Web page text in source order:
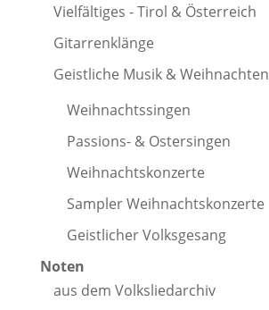
Vielfältiges - Tirol & Österreich
Gitarrenklänge
Geistliche Musik & Weihnachten
Weihnachtssingen
Passions- & Ostersingen
Weihnachtskonzerte
Sampler Weihnachtskonzerte
Geistlicher Volksgesang
Noten
aus dem Volksliedarchiv